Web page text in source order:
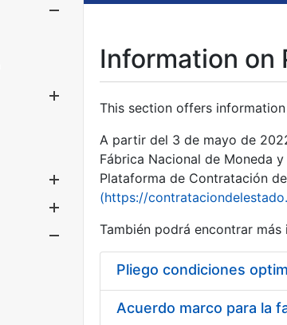
Show/Hide
Show/Hide
Show/Hide
Information on
This section offers
A partir del 3 de mayo de
Fábrica Nacional de Moneda
Plataforma de Contratación
(https://
También podrá encontrar
Pliego condiciones
Acuerdo marco para la